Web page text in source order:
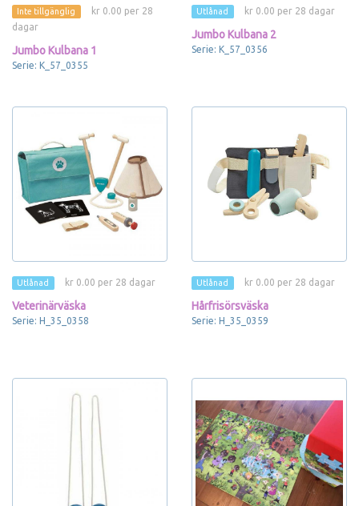
Inte tillgänglig
kr 0.00 per 28
dagar
Jumbo Kulbana 1
Serie: K_57_0355
Utlånad kr 0.00 per 28 dagar
Jumbo Kulbana 2
Serie: K_57_0356
Utlånad kr 0.00 per 28 dagar
Veterinärväska
Serie: H_35_0358
Utlånad kr 0.00 per 28 dagar
Hårfrisörsväska
Serie: H_35_0359